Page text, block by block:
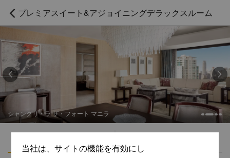
 プレミアスイート&アジョイニングデラックスルーム
シャングリ・ラ ザ・フォート マニラ
 
当社は、サイトの機能を有効にし